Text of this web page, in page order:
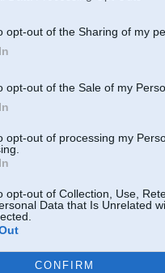
opt-out of the Sharing of my
opt-out of the Sale of my
opt-out of processing my
opt-out of Collection, Use,
Data that Is Unrelated
CONFIRM
09. Jan 2012, 23:10
nja dubļu vanna dažiem
8)
09. Jan 2012, 23:43
Nezinu viņa vārdu, bet